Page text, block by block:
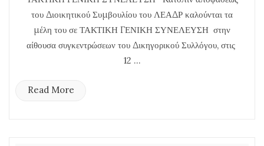
του Διοικητικού Συμβουλίου του ΛΕΑΔΡ καλούνται τα
μέλη του σε ΤΑΚΤΙΚΗ ΓΕΝΙΚΗ ΣΥΝΕΛΕΥΣΗ στην
αίθουσα συγκεντρώσεων του Δικηγορικού Συλλόγου, στις
12 ...
Read More